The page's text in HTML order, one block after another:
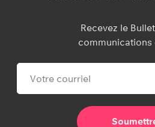
Recevez le
communications